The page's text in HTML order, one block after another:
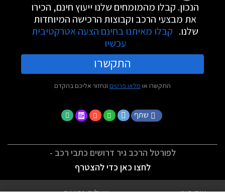
הנכון. קבלו מהמומחים שלנו ייעוץ חינם, הכירו
את מבצעי הרכב וקבוצות הרכישה המיוחדות
שלנו. קבלו מאיתנו בחינם הצעה אטרקטיבית
עכשיו
התקשרו
התקשרו או מלאו פרטים ונחזור אליכם בהקדם
שתף
לפורטל הרכב גיר דרושים כתבי רכב -
לחצו כאן כדי להצטרף